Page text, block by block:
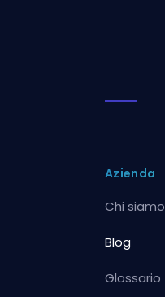
Azienda
Chi siamo
Blog
Glossario